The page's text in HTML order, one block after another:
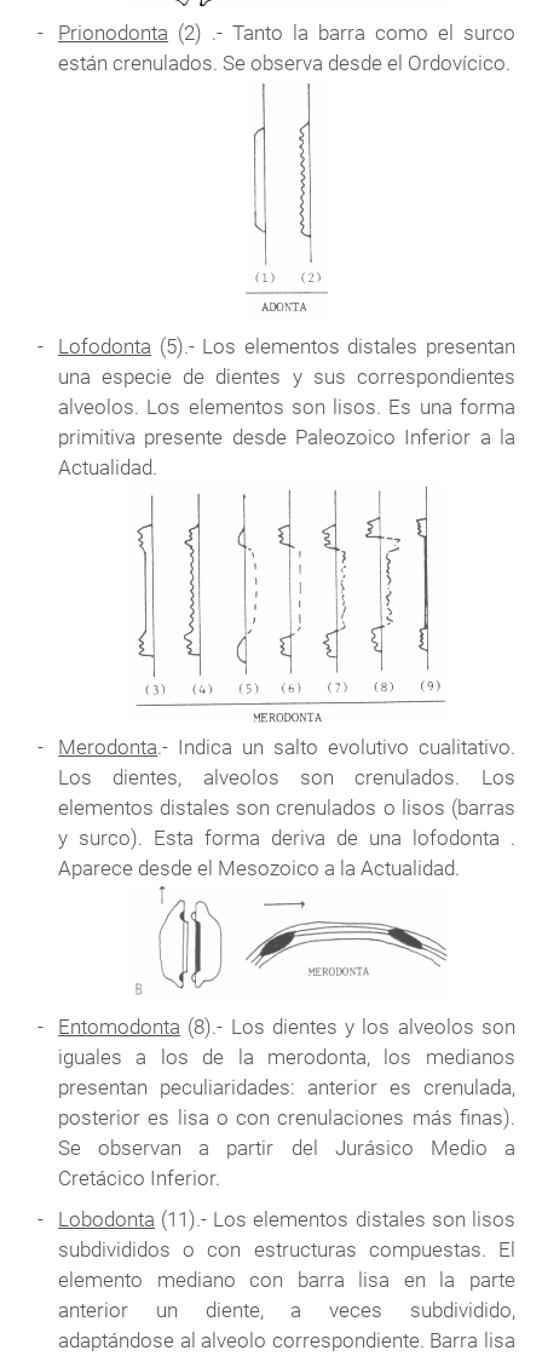
Prionodonta (2) .- Tanto la barra como el surco
están crenulados. Se observa desde el Ordovícico.
Lofodonta (5).- Los elementos distales presentan
una especie de dientes y sus correspondientes
alveolos. Los elementos son lisos. Es una forma
primitiva presente desde Paleozoico Inferior a la
Actualidad.
Merodonta.- Indica un salto evolutivo cualitativo.
Los dientes, alveolos son crenulados. Los
elementos distales son crenulados o lisos (barras
y surco). Esta forma deriva de una lofodonta .
Aparece desde el Mesozoico a la Actualidad.
Entomodonta (8).- Los dientes y los alveolos son
iguales a los de la merodonta, los medianos
presentan peculiaridades: anterior es crenulada,
posterior es lisa o con crenulaciones más finas).
Se observan a partir del Jurásico Medio a
Cretácico Inferior.
Lobodonta (11).- Los elementos distales son lisos
subdivididos o con estructuras compuestas. El
elemento mediano con barra lisa en la parte
anterior un diente, a veces subdividido,
adaptándose al alveolo correspondiente. Barra lisa